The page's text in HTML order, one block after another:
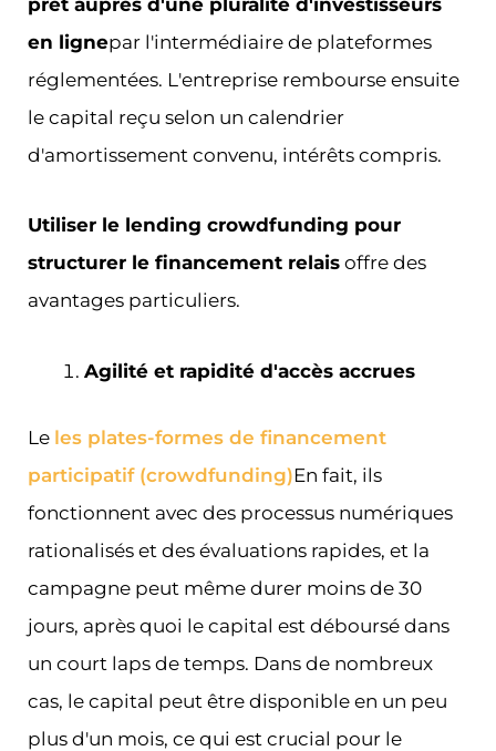
en lignepar l'intermédiaire de plateformes
réglementées. L'entreprise rembourse ensuite
le capital reçu selon un calendrier
d'amortissement convenu, intérêts compris.
Utiliser le lending crowdfunding pour
structurer le financement relais offre des
avantages particuliers.
Agilité et rapidité d'accès accrues
Le les plates-formes de financement
participatif (crowdfunding)En fait, ils
fonctionnent avec des processus numériques
rationalisés et des évaluations rapides, et la
campagne peut même durer moins de 30
jours, après quoi le capital est déboursé dans
un court laps de temps. Dans de nombreux
cas, le capital peut être disponible en un peu
plus d'un mois, ce qui est crucial pour le